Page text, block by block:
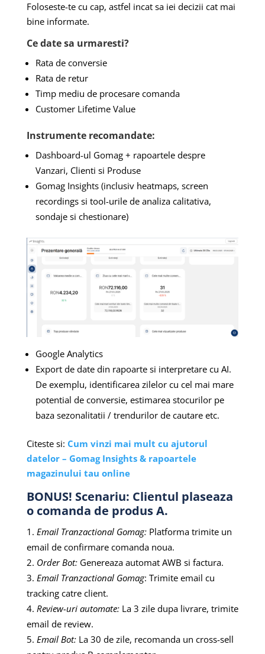
Foloseste-te cu cap, astfel incat sa iei decizii cat mai
bine informate.
Ce date sa urmaresti?
Rata de conversie
Rata de retur
Timp mediu de procesare comanda
Customer Lifetime Value
Instrumente recomandate:
Dashboard-ul Gomag + rapoartele despre
Vanzari, Clienti si Produse
Gomag Insights (inclusiv heatmaps, screen
recordings si tool-urile de analiza calitativa,
sondaje si chestionare)
Google Analytics
Export de date din rapoarte si interpretare cu AI.
De exemplu, identificarea zilelor cu cel mai mare
potential de conversie, estimarea stocurilor pe
baza sezonalitatii / trendurilor de cautare etc.
Citeste si: Cum vinzi mai mult cu ajutorul
datelor – Gomag Insights & rapoartele
magazinului tau online
BONUS! Scenariu: Clientul plaseaza
o comanda de produs A.
Email Tranzactional Gomag:Platforma trimite un
email de confirmare comanda noua.
Order Bot: Genereaza automat AWB si factura.
Email Tranzactional Gomag: Trimite email cu
tracking catre client.
Review-uri automate:La 3 zile dupa livrare, trimite
email de review.
Email Bot:La 30 de zile, recomanda un cross-sell